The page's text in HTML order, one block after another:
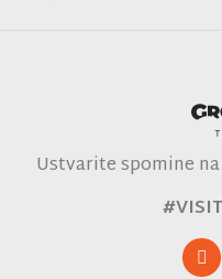
Ustvarite spomine